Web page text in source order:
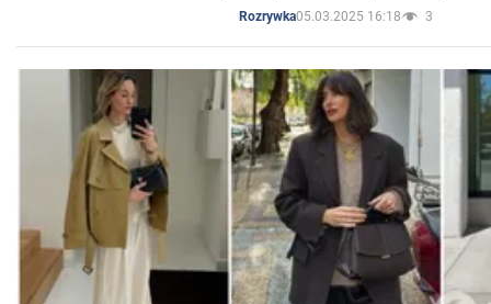
Rozrywka05.03.2025 16:18 3